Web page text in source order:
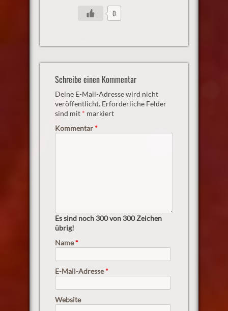
0
Schreibe einen Kommentar
Deine E-Mail-Adresse wird nicht
veröffentlicht. Erforderliche Felder
sind mit * markiert
Kommentar*
Es sind noch 300von 300 Zeichen
übrig!
Name*
E-Mail-Adresse*
Website